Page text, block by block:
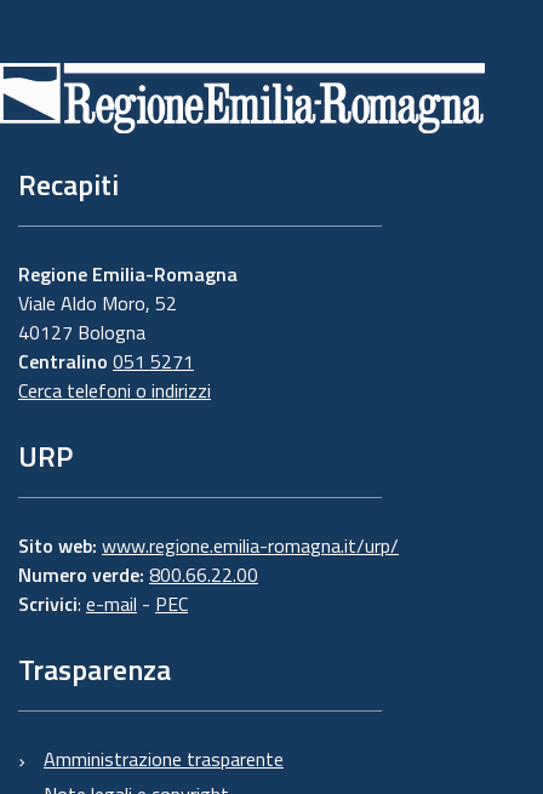
di
pagina
Recapiti
Regione Emilia-Romagna
Viale Aldo Moro, 52
40127 Bologna
Centralino 051 5271
Cerca telefoni o indirizzi
URP
Sito web: www.regione.emilia-romagna.it/urp/
Numero verde: 800.66.22.00
Scrivici: e-mail - PEC
Trasparenza
Amministrazione trasparente